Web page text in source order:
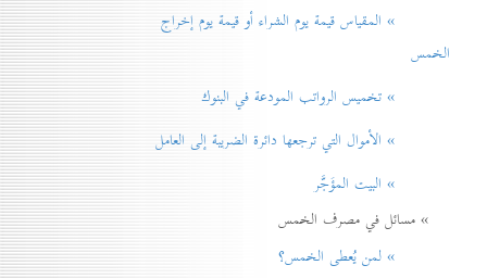
» المقياس قيمة يوم الشراء أو قيمة يوم إخراج
الخمس
» تخميس الرواتب المودعة في البنوك
» الأموال التي ترجعها دائرة الضريبة إلی العامل
» البيت المؤَجَّر
» مسائل في مصرف الخمس
» لمن يُعطی الخمس؟